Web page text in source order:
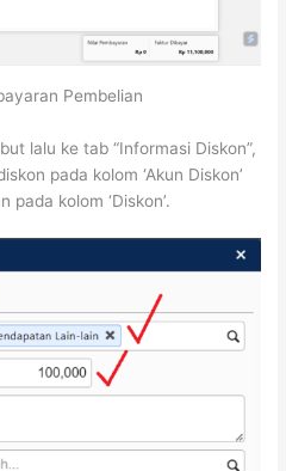
Pembelian
lalu ke tab “Informasi Diskon”,
pada kolom ‘Akun Diskon’
kolom ‘Diskon’.